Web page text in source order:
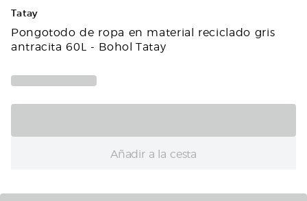
Tatay
Pongotodo de ropa en material reciclado gris
antracita 60L - Bohol Tatay
Añadir a la cesta